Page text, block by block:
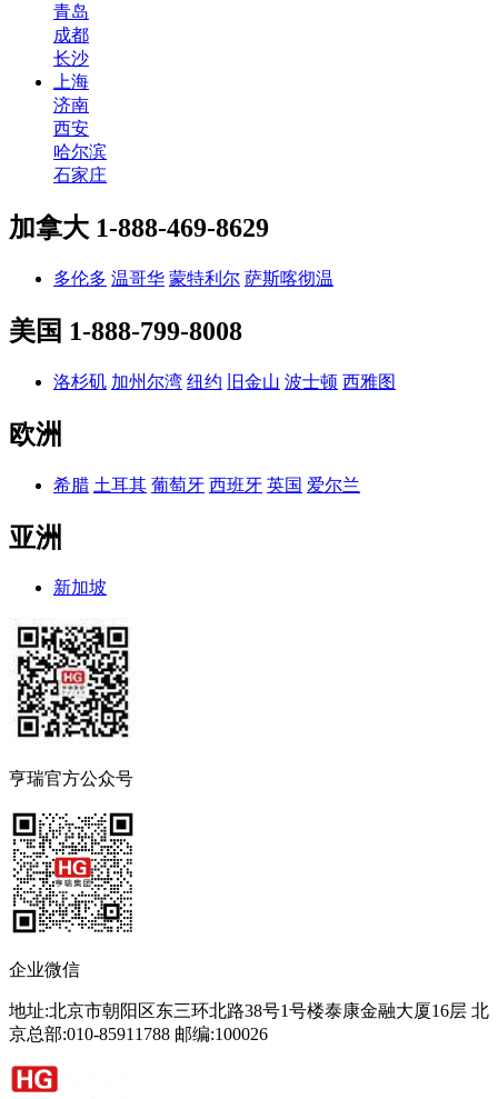
青岛
成都
长沙
上海
济南
西安
哈尔滨
石家庄
加拿大 1-888-469-8629
多伦多 温哥华 蒙特利尔 萨斯喀彻温
美国 1-888-799-8008
洛杉矶 加州尔湾 纽约 旧金山 波士顿 西雅图
欧洲
希腊 土耳其 葡萄牙 西班牙 英国 爱尔兰
亚洲
新加坡
亨瑞官方公众号
企业微信
地址:北京市朝阳区东三环北路38号1号楼泰康金融大厦16层 北
京总部:010-85911788 邮编:100026